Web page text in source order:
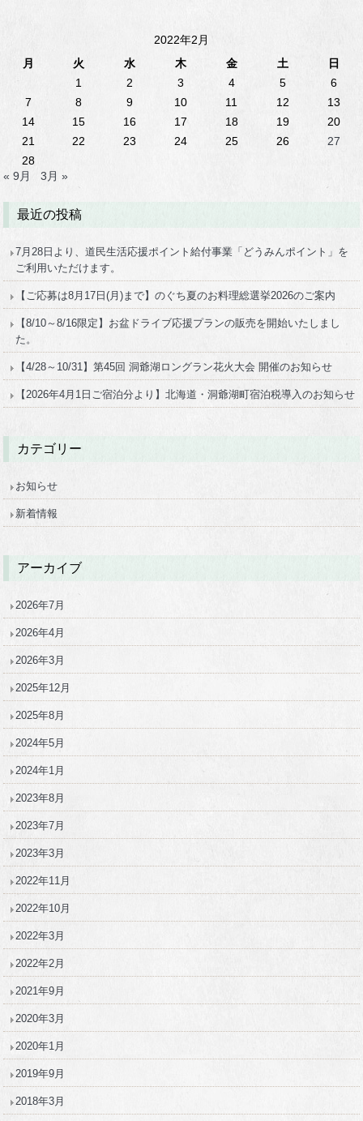
2022年2月
月
火 水 木 金 土
日
1
2 3 4 5
6
7
8 9 10 11 12
13
14
15 16 17 18 19
20
21
22 23 24 25 26
27
28
« 9月
3月 »
最近の投稿
7月28日より、道民生活応援ポイント給付事業「どうみんポイント」を
ご利用いただけます。
【ご応募は8月17日(月)まで】のぐち夏のお料理総選挙2026のご案内
【8/10～8/16限定】お盆ドライブ応援プランの販売を開始いたしまし
た。
【4/28～10/31】第45回 洞爺湖ロングラン花火大会 開催のお知らせ
【2026年4月1日ご宿泊分より】北海道・洞爺湖町宿泊税導入のお知らせ
カテゴリー
お知らせ
新着情報
アーカイブ
2026年7月
2026年4月
2026年3月
2025年12月
2025年8月
2024年5月
2024年1月
2023年8月
2023年7月
2023年3月
2022年11月
2022年10月
2022年3月
2022年2月
2021年9月
2020年3月
2020年1月
2019年9月
2018年3月